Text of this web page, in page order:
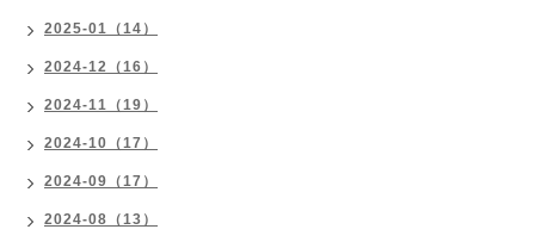
2025-01（14）
2024-12（16）
2024-11（19）
2024-10（17）
2024-09（17）
2024-08（13）